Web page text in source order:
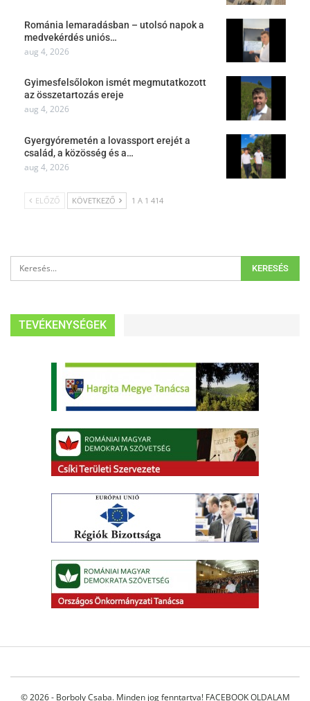
Románia lemaradásban – utolsó napok a
medvekérdés uniós…
aug 4, 2026
Gyimesfelsőlokon ismét megmutatkozott
az összetartozás ereje
aug 4, 2026
Gyergyóremetén a lovassport erejét a
család, a közösség és a…
aug 4, 2026
ELŐZŐ KÖVETKEZŐ 1 A 1 414
TEVÉKENYSÉGEK
© 2026 - Borboly Csaba. Minden jog fenntartva! FACEBOOK OLDALAM